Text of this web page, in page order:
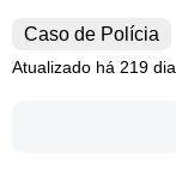
Caso de Polícia
Atualizado há 219